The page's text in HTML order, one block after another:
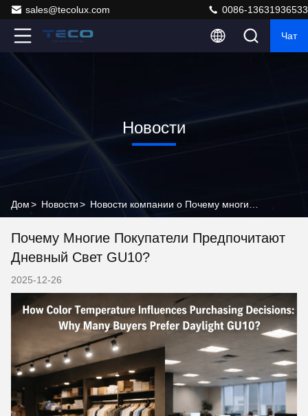
sales@tecolux.com 0086-13631936533
Чат
Новости
Дом> Новости>
Почему Многие Покупатели Предпочитают
Дневный Свет GU10?
2025-12-26